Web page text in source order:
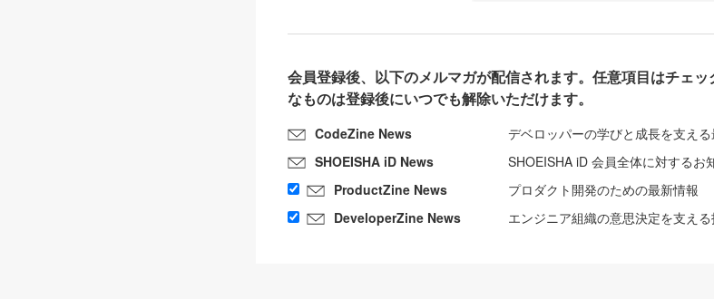
会員登録後、以下のメルマガが配信されます。任意項目はチェ
なものは登録後にいつでも解除いただけます。
CodeZine News
デベロッパーの学びと成長を支え
SHOEISHA iD News
SHOEISHA iD 会員全体に対するお
ProductZine News
プロダクト開発のための最新情報
DeveloperZine News
エンジニア組織の意思決定を支え